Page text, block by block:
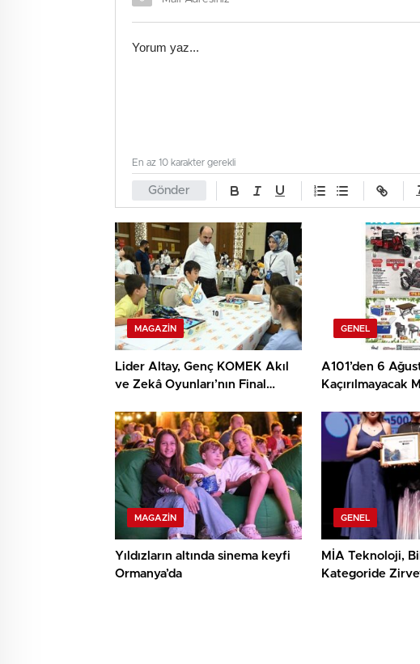
Gönder
En az 10 karakter gerekli
MAGAZIN
Lider Altay, Genç KOMEK Akıl
ve Zekâ Oyunları’nın Final
Heyecanını Paylaştı
GENEL
A101’den 6
Kaçırılmayacak
MAGAZIN
Yıldızların altında sinema keyfi
Ormanya’da
GENEL
MİA Teknoloji,
Kategoride